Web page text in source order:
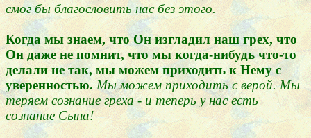
смог бы благословить нас без этого.
Когда мы знаем, что Он изгладил наш грех, что
Он даже не помнит, что мы когда-нибудь что-то
делали не так, мы можем приходить к Нему с
уверенностью.Мы можем приходить с верой. Мы
теряем сознание греха - и теперь у нас есть
сознание Сына!